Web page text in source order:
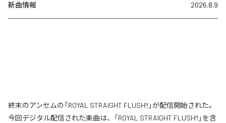
新曲情報 2026.8.9
終末のアンセムの「ROYAL STRAIGHT FLUSH!!」が配信開始された。
今回デジタル配信された楽曲は、「ROYAL STRAIGHT FLUSH!!」を含